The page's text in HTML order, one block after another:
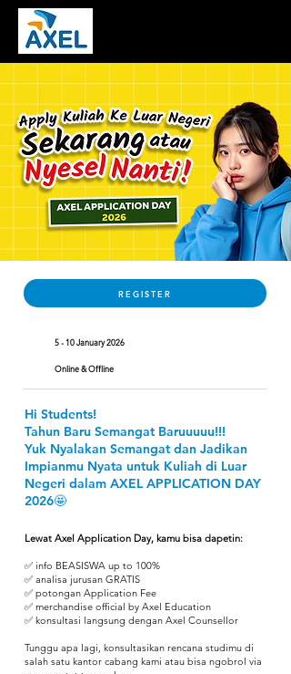
REGISTER
5 - 10 January 2026
Online & Offline
Hi Students!
Tahun Baru Semangat Baruuuuu!!!
Yuk Nyalakan Semangat dan Jadikan
Impianmu Nyata untuk Kuliah di Luar
Negeri dalam AXEL APPLICATION DAY
2026🤩
Lewat Axel Application Day, kamu bisa dapetin:
✅ info BEASISWA up to 100%
✅ analisa jurusan GRATIS
✅ potongan Application Fee
✅ merchandise official by Axel Education
✅ konsultasi langsung dengan Axel Counsellor
Tunggu apa lagi, konsultasikan rencana studimu di
salah satu kantor cabang kami atau bisa ngobrol via